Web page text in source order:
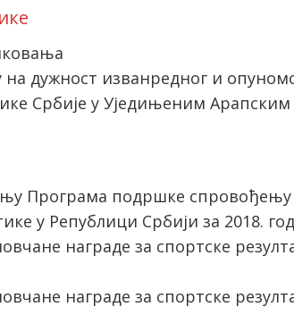
дужност изванредног и
Србије у Уједињеним
Програма подршке
у Републици Србији за 2018.
награде за спортске
награде за спортске